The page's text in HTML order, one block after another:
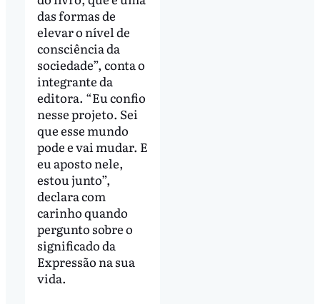
das formas de
elevar o nível de
consciência da
sociedade”, conta o
integrante da
editora. “Eu confio
nesse projeto. Sei
que esse mundo
pode e vai mudar. E
eu aposto nele,
estou junto”,
declara com
carinho quando
pergunto sobre o
significado da
Expressão na sua
vida.